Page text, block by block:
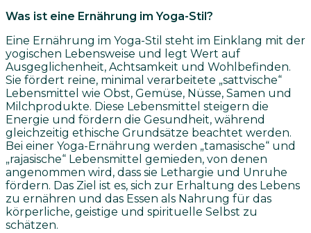
Was ist eine Ernährung im Yoga-Stil?
Eine Ernährung im Yoga-Stil steht im Einklang mit der
yogischen Lebensweise und legt Wert auf
Ausgeglichenheit, Achtsamkeit und Wohlbefinden.
Sie fördert reine, minimal verarbeitete „sattvische“
Lebensmittel wie Obst, Gemüse, Nüsse, Samen und
Milchprodukte. Diese Lebensmittel steigern die
Energie und fördern die Gesundheit, während
gleichzeitig ethische Grundsätze beachtet werden.
Bei einer Yoga-Ernährung werden „tamasische“ und
„rajasische“ Lebensmittel gemieden, von denen
angenommen wird, dass sie Lethargie und Unruhe
fördern. Das Ziel ist es, sich zur Erhaltung des Lebens
zu ernähren und das Essen als Nahrung für das
körperliche, geistige und spirituelle Selbst zu
schätzen.